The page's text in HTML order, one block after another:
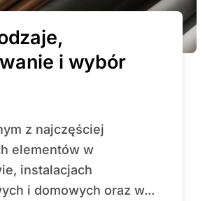
i wybór
elementów w
instalacjach
i domowych oraz w...